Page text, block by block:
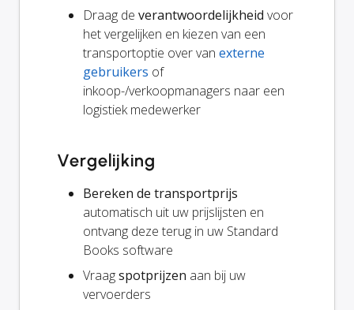
Draag de verantwoordelijkheid voor
het vergelijken en kiezen van een
transportoptie over van externe
gebruikers of
inkoop-/verkoopmanagers naar een
logistiek medewerker
Vergelijking
Bereken de transportprijs
automatisch uit uw prijslijsten en
ontvang deze terug in uw Standard
Books software
Vraagspotprijzen aan bij uw
vervoerders